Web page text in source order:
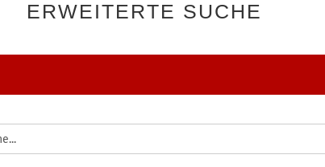
Konto erstellen
ERWEITERTE SUCHE